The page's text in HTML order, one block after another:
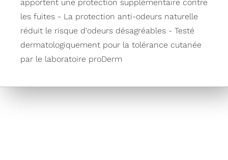
apportent une protection supplémentaire contre
les fuites - La protection anti-odeurs naturelle
réduit le risque d'odeurs désagréables - Testé
dermatologiquement pour la tolérance cutanée
par le laboratoire proDerm